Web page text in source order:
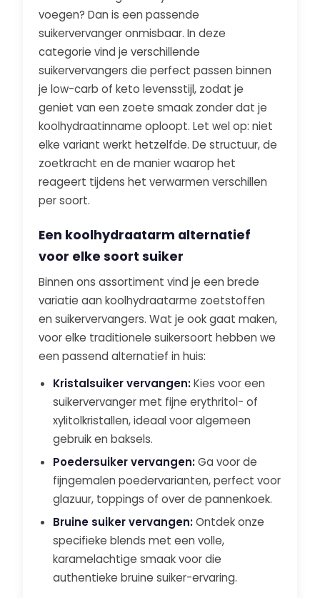
voegen? Dan is een passende
suikervervanger onmisbaar. In deze
categorie vind je verschillende
suikervervangers die perfect passen binnen
je low-carb of keto levensstijl, zodat je
geniet van een zoete smaak zonder dat je
koolhydraatinname oploopt. Let wel op: niet
elke variant werkt hetzelfde. De structuur, de
zoetkracht en de manier waarop het
reageert tijdens het verwarmen verschillen
per soort.
Een koolhydraatarm alternatief
voor elke soort suiker
Binnen ons assortiment vind je een brede
variatie aan koolhydraatarme zoetstoffen
en suikervervangers. Wat je ook gaat maken,
voor elke traditionele suikersoort hebben we
een passend alternatief in huis:
Kristalsuiker vervangen:Kies voor een
suikervervanger met fijne erythritol- of
xylitolkristallen, ideaal voor algemeen
gebruik en baksels.
Poedersuiker vervangen:Ga voor de
fijngemalen poedervarianten, perfect voor
glazuur, toppings of over de pannenkoek.
Bruine suiker vervangen:Ontdek onze
specifieke blends met een volle,
karamelachtige smaak voor die
authentieke bruine suiker-ervaring.